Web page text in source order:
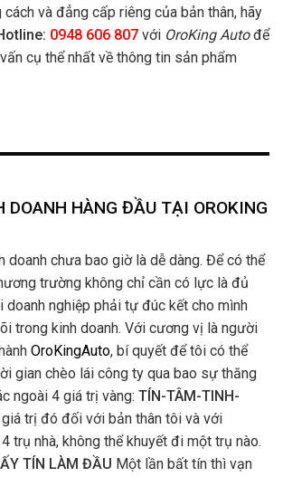
và đẳng cấp riêng của bản thân, hãy
0948 606 807 với OroKing Autođể
cụ thể nhất về thông tin sản phẩm
DOANH HÀNG ĐẦU TẠI OROKING
doanh chưa bao giờ là dễ dàng. Để có thể
trường không chỉ cần có lực là đủ
doanh nghiệp phải tự đúc kết cho mình
trong kinh doanh. Với cương vị là người
OroKingAuto, bí quyết để tôi có thể
gian chèo lái công ty qua bao sự thăng
ngoài 4 giá trị vàng: TÍN-TÂM-TINH-
trị đó đối với bản thân tôi và với
trụ nhà, không thể khuyết đi một trụ nào.
TÍN LÀM ĐẦU Một lần bất tín thì vạn